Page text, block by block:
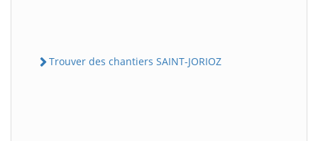
Trouver des chantiers SAINT-JORIOZ